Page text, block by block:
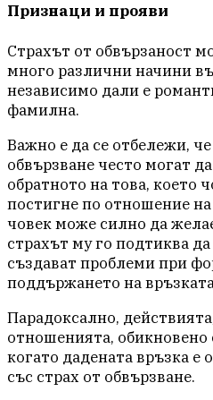
Признаци и прояви
Страхът от обвързаност
много различни начини
независимо дали е
фамилна.
Важно е да се отбележи,
обвързване често могат
обратното на това, което
постигне по отношение
човек може силно да
страхът му го подтиква
създават проблеми при
поддържането на
Парадоксално,
отношенията, обикновено
когато дадената връзка е
със страх от обвързване.